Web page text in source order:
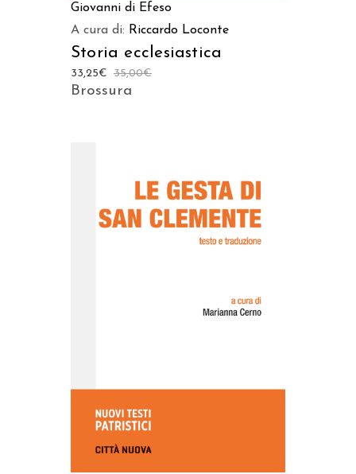
Giovanni di Efeso
A cura di: Riccardo Loconte
Storia ecclesiastica
35,00€
33,25€
Brossura
AGGIUNGI AL CARRELLO